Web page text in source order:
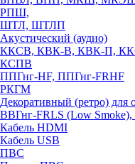
РПШ,
ШТЛ, ШТЛП
Акустический (аудио)
ККСВ, КВК-В, КВК-П,
КСПВ
ППГнг-HF, ППГнг-FRHF
РКГМ
Декоративный (ретро) для
ВВГнг-FRLS (Low
Кабель HDMI
Кабель USB
ПВС